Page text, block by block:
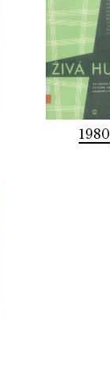
1980